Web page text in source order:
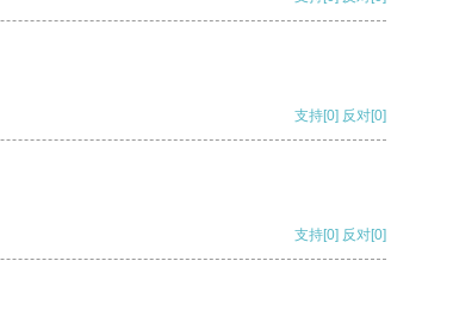
支持[0] 反对[0]
支持[0] 反对[0]